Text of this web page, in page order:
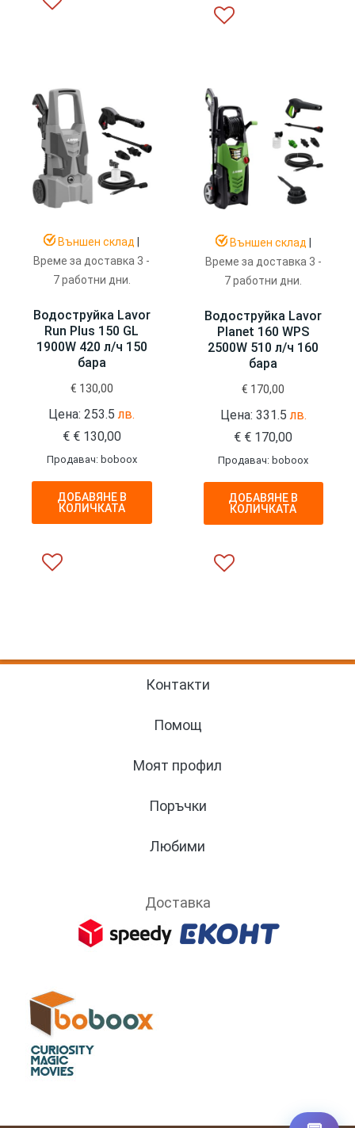
Външен склад
Време за доставка 3 -
7 работни дни.
Водоструйка Lavor
Run Plus 150 GL
1900W 420 л/ч 150
бара
€ 130,00
Цена: 253.5лв.
€ €130,00
Продавач: boboox
ДОБАВЯНЕ В
КОЛИЧКАТА
Външен склад
Време за доставка 3 -
7 работни дни.
Водоструйка Lavor
Planet 160 WPS
2500W 510 л/ч 160
бара
€ 170,00
Цена: 331.5лв.
€ € 170,00
Продавач: boboox
ДОБАВЯНЕ В
КОЛИЧКАТА
Контакти
Помощ
Моят профил
Поръчки
Любими
Доставка